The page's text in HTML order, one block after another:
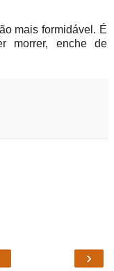
mais formidável. É
morrer, enche de
›